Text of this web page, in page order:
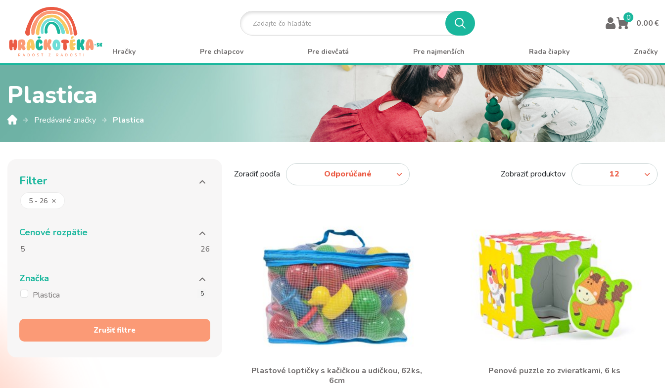
0
0.00 €
Hračky Pre chlapcov Pre dievčatá Pre najmenších Rada čiapky Značky
Plastica
Predávané značky Plastica
Filter
5 - 26 ×
Cenové rozpätie
5 26
Značka
Plastica 5
Zrušiť filtre
Zoradiť podľa Zobraziť produktov
Plastové loptičky s kačičkou a udičkou, 62ks,
6cm
Penové puzzle zo zvieratkami, 6 ks